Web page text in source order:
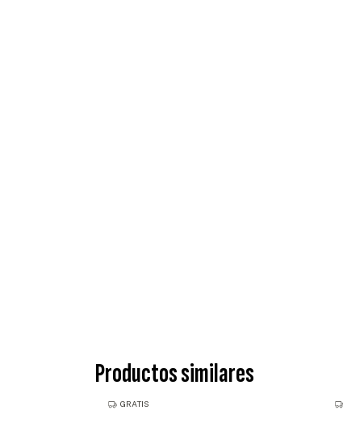
Productos similares
GRATIS